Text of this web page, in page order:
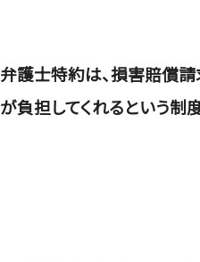
弁護士特約は、損害賠償
が負担してくれるという制